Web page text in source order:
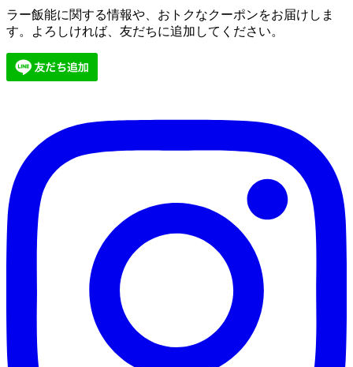
ラー飯能に関する情報や、おトクなクーポンをお届けしま
す。よろしければ、友だちに追加してください。